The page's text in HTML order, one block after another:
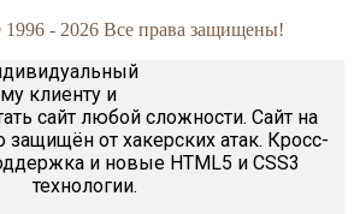
- 2026 Все права защищены!
клиенту и
сайт любой сложности. Сайт на
защищён от хакерских атак. Кросс-
и новые HTML5 и CSS3
технологии.